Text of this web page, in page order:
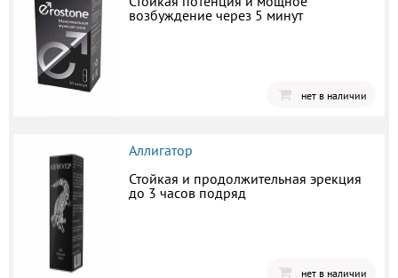
возбуждение через 5 минут
нет в наличии
Аллигатор
Стойкая и продолжительная эрекция
до 3 часов подряд
нет в наличии